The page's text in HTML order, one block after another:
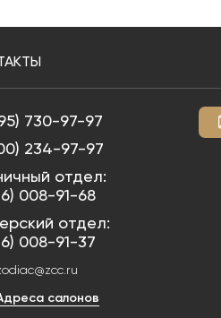
730-97-97
234-97-97
отдел:
008-91-68
отдел:
008-91-37
салонов